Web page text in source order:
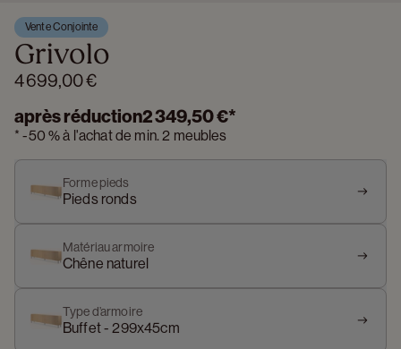
Vente Conjointe
Grivolo
4 699,00 €
après réduction2 349,50 €*
*-50 %à l'achat de min. 2 meubles
Forme pieds
Pieds ronds
Matériau armoire
Chêne naturel
Type d’armoire
Buffet - 299x45cm